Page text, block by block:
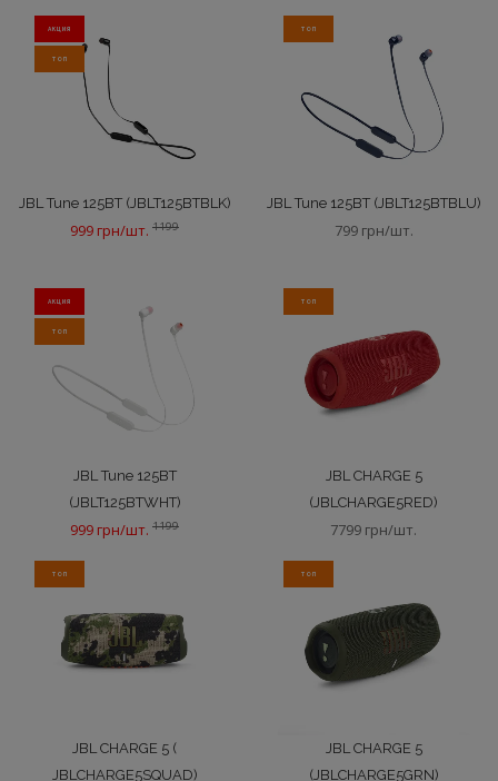
АКЦИЯ
ТОП
JBL Tune 125BT (JBLT125BTBLK)
999 грн/шт. 1199
ТОП
JBL Tune 125BT (JBLT125BTBLU)
799 грн/шт.
АКЦИЯ
ТОП
JBL Tune 125BT
(JBLT125BTWHT)
999 грн/шт. 1199
ТОП
JBL CHARGE 5
(JBLCHARGE5RED)
7799 грн/шт.
ТОП
JBL CHARGE 5 (
JBLCHARGE5SQUAD)
ТОП
JBL CHARGE 5
(JBLCHARGE5GRN)